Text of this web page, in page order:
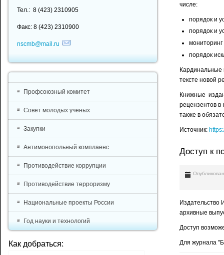
числе:
порядок и
порядок и
порядок
тексте новой
Книжные
рецензентов
также в
Источник:
Доступ к
Издательство
архивные
Доступ
Для журнала
Тел.: 8 (423) 2310905
Факс: 8 (423) 2310900
nscmb@mail.ru
Профсоюзный комитет
Совет молодых ученых
Закупки
Антимонопольный комплаенс
Противодействие коррупции
Противодействие терроризму
Национальные проекты России
Год науки и технологий
Как добраться: